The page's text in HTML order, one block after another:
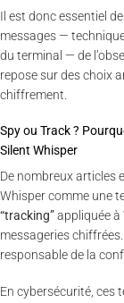
Il est donc essentiel
messages —
du terminal — de
repose sur des choix
chiffrement.
Spy ou Track ?
Silent Whisper
De nombreux articles
Whisper comme une
“tracking”appliquée à
messageries
responsable de la
En cybersécurité, ces